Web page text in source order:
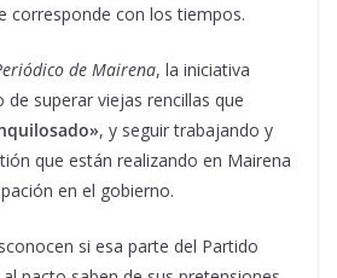
corresponde con los tiempos.
de Mairena, la iniciativa
de superar viejas rencillas que
, y seguir trabajando y
que están realizando en Mairena
en el gobierno.
si esa parte del Partido